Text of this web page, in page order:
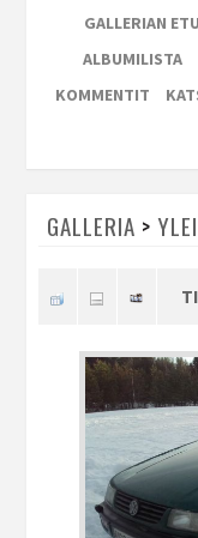
GALLERIAN
ALBUMILISTA
KOMMENTIT
GALLERIA >